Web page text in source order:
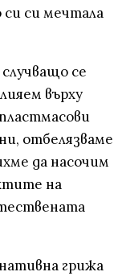
си мечтала
се
върху
отбелязваме
да насочим
на
грижа